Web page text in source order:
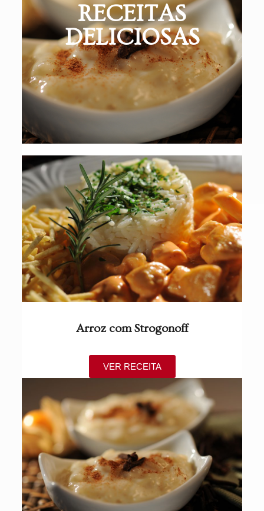
RECEITAS
DELICIOSAS
Arroz com Strogonoff
VER RECEITA